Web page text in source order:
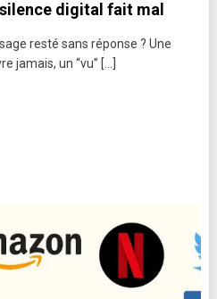
digital fait mal
resté sans réponse ? Une
jamais, un “vu” […]